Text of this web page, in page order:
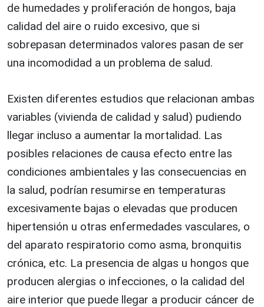
de humedades y proliferación de hongos, baja
calidad del aire o ruido excesivo, que si
sobrepasan determinados valores pasan de ser
una incomodidad a un problema de salud.
Existen diferentes estudios que relacionan ambas
variables (vivienda de calidad y salud) pudiendo
llegar incluso a aumentar la mortalidad. Las
posibles relaciones de causa efecto entre las
condiciones ambientales y las consecuencias en
la salud, podrían resumirse en temperaturas
excesivamente bajas o elevadas que producen
hipertensión u otras enfermedades vasculares, o
del aparato respiratorio como asma, bronquitis
crónica, etc. La presencia de algas u hongos que
producen alergias o infecciones, o la calidad del
aire interior que puede llegar a producir cáncer de